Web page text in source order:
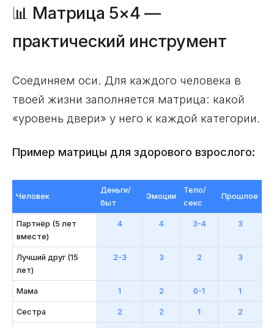
📊 Матрица 5×4 —
практический инструмент
Соединяем оси. Для каждого человека в
твоей жизни заполняется матрица: какой
«уровень двери» у него к каждой категории.
Пример матрицы для здорового взрослого:
Человек
Деньги/
быт
Эмоции
Тело/
секс
Прошлое
Партнёр (5 лет
вместе)
4 4 3-4 3
Лучший друг (15
лет)
2-3 3 2 3
Мама 1 2 0-1 1
Сестра 2 2 1 2